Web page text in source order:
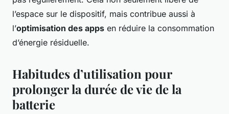
l’espace sur le dispositif, mais contribue aussi à
l’optimisation des apps en réduire la consommation
d’énergie résiduelle.
Habitudes d’utilisation pour
prolonger la durée de vie de la
batterie